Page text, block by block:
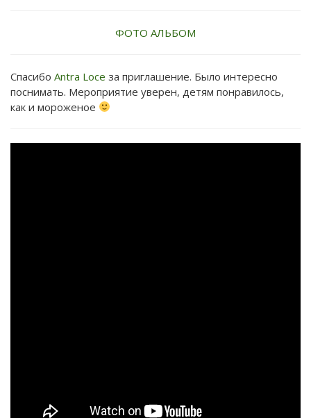
ФОТО АЛЬБОМ
Спасибо Antra Loce за приглашение. Было интересно
поснимать. Мероприятие уверен, детям понравилось,
как и мороженое